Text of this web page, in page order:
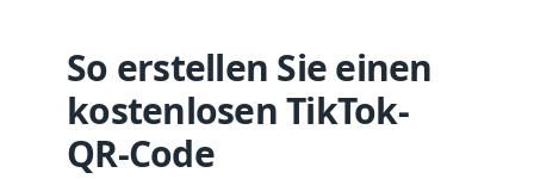
So erstellen Sie einen
kostenlosen TikTok-
QR-Code